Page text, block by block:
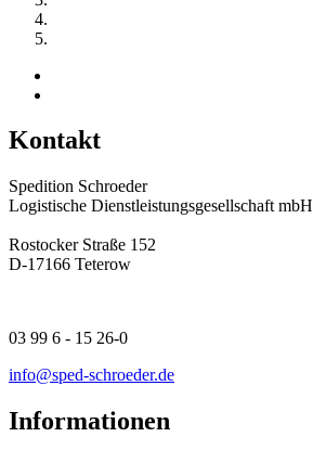
Kontakt
Spedition Schroeder
Logistische Dienstleistungsgesellschaft mbH
Rostocker Straße 152
D-17166 Teterow
03 99 6 - 15 26-0
info@sped-schroeder.de
Informationen